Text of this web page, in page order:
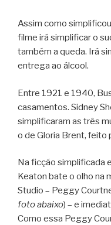
Assim como
filme irá simplificar o
também a queda. Irá
entrega ao álcool.
Entre 1921 e 1940,
casamentos. Sidney
simplificaram as três
o de Gloria Brent, feito
Na ficção simplificada
Keaton bate o olho na
Studio – Peggy
foto abaixo) – e
Como essa Peggy